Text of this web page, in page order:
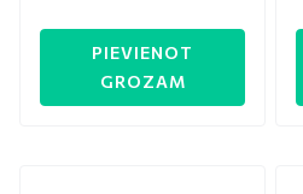
PIEVIENOT
GROZAM